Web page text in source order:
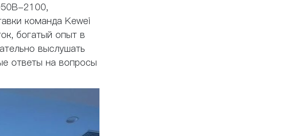
2100,
команда Kewei
богатый опыт в
выслушать
ответы на вопросы